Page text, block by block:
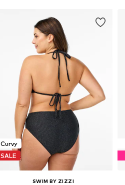
Curvy
SALE
SWIM BY ZIZZI